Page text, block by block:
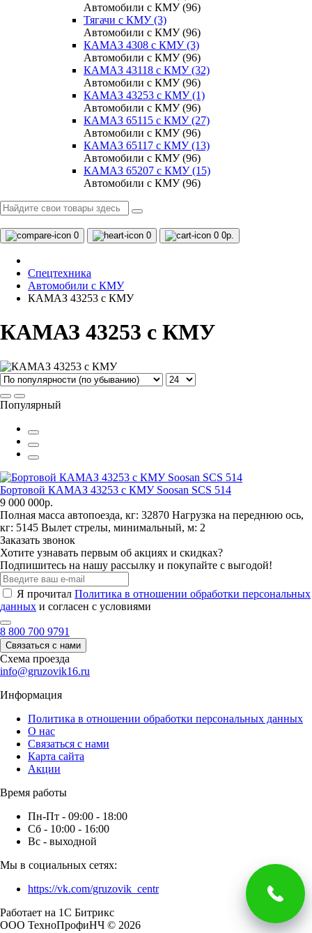
Автомобили с КМУ (96)
Тягачи с КМУ (3)
Автомобили с КМУ (96)
КАМАЗ 4308 c КМУ (3)
Автомобили с КМУ (96)
КАМАЗ 43118 с КМУ (32)
Автомобили с КМУ (96)
КАМАЗ 43253 с КМУ (1)
Автомобили с КМУ (96)
КАМАЗ 65115 с КМУ (27)
Автомобили с КМУ (96)
КАМАЗ 65117 с КМУ (13)
Автомобили с КМУ (96)
КАМАЗ 65207 с КМУ (15)
Автомобили с КМУ (96)
0 0 0 0р.
Спецтехника
Автомобили с КМУ
КАМАЗ 43253 с КМУ
КАМАЗ 43253 с КМУ
Популярный
Бортовой КАМАЗ 43253 с КМУ Soosan SCS 514
9 000 000р.
Полная масса автопоезда, кг: 32870 Нагрузка на переднюю ось,
кг: 5145 Вылет стрелы, минимальный, м: 2
Заказать звонок
Хотите узнавать первым об акциях и скидках?
Подпишитесь на нашу рассылку и покупайте с выгодой!
Я прочитал Политика в отношении обработки персональных
данных и согласен с условиями
8 800 700 9791
Связаться с нами
Схема проезда
info@gruzovik16.ru
Информация
Политика в отношении обработки персональных данных
О нас
Связаться с нами
Карта сайта
Акции
Время работы
Пн-Пт - 09:00 - 18:00
Сб - 10:00 - 16:00
Вс - выходной
Мы в социальных сетях:
https://vk.com/gruzovik_centr
Работает на 1С Битрикс
ООО ТехноПрофиНЧ © 2026